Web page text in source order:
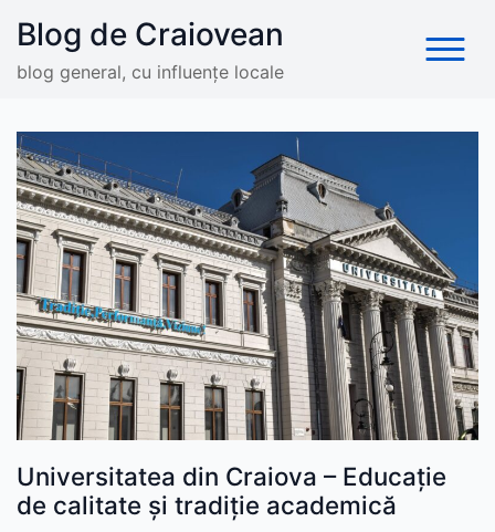
content
Blog de Craiovean
blog general, cu influențe locale
Universitatea din Craiova – Educație
de calitate și tradiție academică